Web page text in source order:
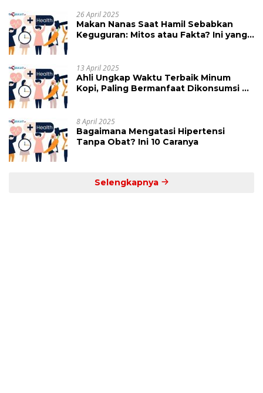
26 April 2025
Makan Nanas Saat Hamil Sebabkan
Keguguran: Mitos atau Fakta? Ini yang
13 April 2025
Ahli Ungkap Waktu Terbaik Minum
Kopi, Paling Bermanfaat Dikonsumsi di
8 April 2025
Bagaimana Mengatasi Hipertensi
Tanpa Obat? Ini 10 Caranya
Selengkapnya